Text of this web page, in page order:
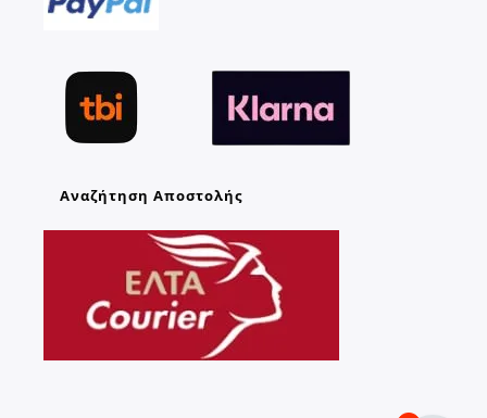
Αναζήτηση Αποστολής